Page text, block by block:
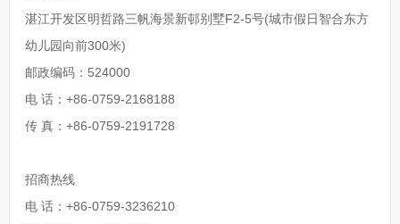
湛江开发区明哲路三帆海景新邨别墅F2-5号(城市假日智合东方
幼儿园向前300米)
邮政编码：524000
电 话：+86-0759-2168188
传 真：+86-0759-2191728
招商热线
电 话：+86-0759-3236210